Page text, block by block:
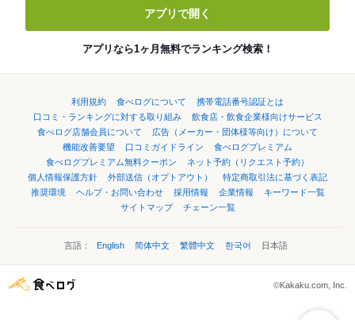
アプリで開く
アプリなら1ヶ月無料でランキング検索！
利用規約 食べログについて
携帯電話番号認証とは
口コミ・ランキングに対する取り組み
飲食店・飲食企業様向けサービス
食べログ店舗会員について
広告（メーカー・団体様等向け）について
機能改善要望
口コミガイドライン
食べログプレミアム
食べログプレミアム無料クーポン
ネット予約（リクエスト予約）
個人情報保護方針
外部送信（オプトアウト）
特定商取引法に基づく表記
推奨環境
ヘルプ・お問い合わせ 採用情報 企業情報
キーワード一覧
サイトマップ
チェーン一覧
言語： English 简体中文 繁體中文 한국어 日本語
©Kakaku.com, Inc.